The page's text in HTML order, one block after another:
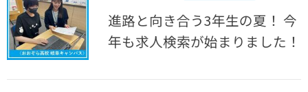
進路と向き合う3年生の夏！ 今
年も求人検索が始まりました！